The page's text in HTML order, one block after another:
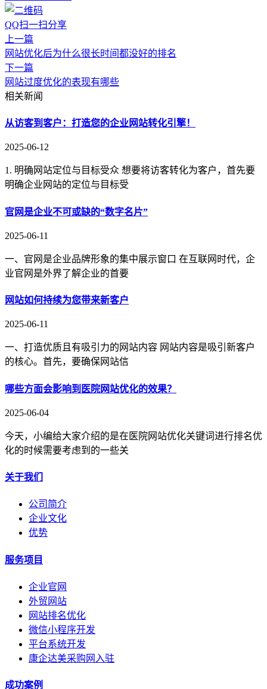
QQ扫一扫分享
上一篇
网站优化后为什么很长时间都没好的排名
下一篇
网站过度优化的表现有哪些
相关新闻
从访客到客户：打造您的企业网站转化引擎！
2025-06-12
1. 明确网站定位与目标受众 想要将访客转化为客户，首先要
明确企业网站的定位与目标受
官网是企业不可或缺的“数字名片”
2025-06-11
一、官网是企业品牌形象的集中展示窗口 在互联网时代，企
业官网是外界了解企业的首要
网站如何持续为您带来新客户
2025-06-11
一、打造优质且有吸引力的网站内容 网站内容是吸引新客户
的核心。首先，要确保网站信
哪些方面会影响到医院网站优化的效果？
2025-06-04
今天，小编给大家介绍的是在医院网站优化关键词进行排名优
化的时候需要考虑到的一些关
关于我们
公司简介
企业文化
优势
服务项目
企业官网
外贸网站
网站排名优化
微信小程序开发
平台系统开发
康企达美采购网入驻
成功案例